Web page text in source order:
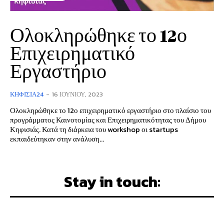
Ολοκληρώθηκε το 12ο
Επιχειρηματικό
Εργαστήριο
ΚΗΦΙΣΙΆ24 - 16 ΙΟΥΝΊΟΥ, 2023
Ολοκληρώθηκε το 12ο επιχειρηματικό εργαστήριο στο πλαίσιο του
προγράμματος Καινοτομίας και Επιχειρηματικότητας του Δήμου
Κηφισιάς. Κατά τη διάρκεια του workshop οι startups
εκπαιδεύτηκαν στην ανάλυση...
Stay in touch: